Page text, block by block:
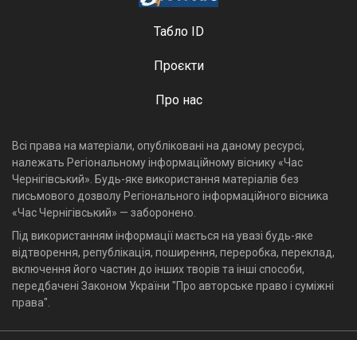
Табло ID
Проєкти
Про нас
Всі права на матеріали, опубліковані на даному ресурсі,
належать Регіональному інформаційному віснику «Час
Чернігівський». Будь-яке використання матеріалів без
письмового дозволу Регіонального інформаційного вісника
«Час Чернігівський» — заборонено.
Під використанням інформації мається на увазі будь-яке
відтворення, републікація, поширення, переробка, переклад,
включення його частин до інших творів та інші способи,
передбачені Законом України "Про авторське право і суміжні
права".